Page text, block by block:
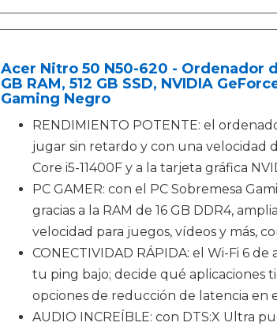
Acer Nitro 50 N50-620 - Ordenador
GB RAM, 512 GB SSD, NVIDIA
Gaming Negro
RENDIMIENTO POTENTE: el
jugar sin retardo y con una velocidad
Core i5-11400F y a la tarjeta gráfica
PC GAMER: con el PC Sobremesa
gracias a la RAM de 16 GB DDR4,
velocidad para juegos, vídeos y más,
CONECTIVIDAD RÁPIDA: el Wi-Fi 6
tu ping bajo; decide qué aplicaciones
opciones de reducción de latencia en
AUDIO INCREÍBLE: con DTS:X Ultra